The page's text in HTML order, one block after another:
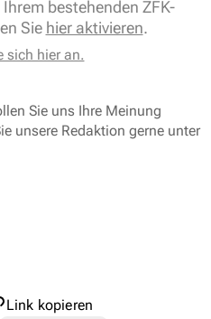
bestehenden ZFK-
Sie hier aktivieren.
sich hier an.
Sie uns Ihre Meinung
unsere Redaktion gerne unter
Link kopieren